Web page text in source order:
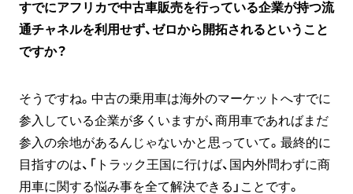
すでにアフリカで中古車販売を行っている企業が持つ流
通チャネルを利用せず、ゼロから開拓されるということ
ですか？
そうですね。中古の乗用車は海外のマーケットへすでに
参入している企業が多くいますが、商用車であればまだ
参入の余地があるんじゃないかと思っていて。最終的に
目指すのは、「トラック王国に行けば、国内外問わずに商
用車に関する悩み事を全て解決できる」ことです。